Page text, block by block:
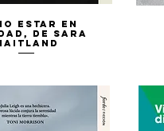
rápida
estar en
de Sara